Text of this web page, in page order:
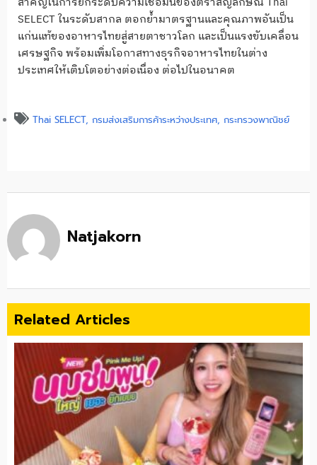
SELECT ในระดับสากล ตอกย้ำมาตรฐานและคุณภาพอันเป็น
แก่นแท้ของอาหารไทยสู่สายตาชาวโลก และเป็นแรงขับเคลื่อน
เศรษฐกิจ พร้อมเพิ่มโอกาสทางธุรกิจอาหารไทยในต่าง
ประเทศให้เติบโตอย่างต่อเนื่อง ต่อไปในอนาคต
Thai SELECT, กรมส่งเสริมการค้าระหว่างประเทศ, กระทรวงพาณิชย์
Natjakorn
Related Articles